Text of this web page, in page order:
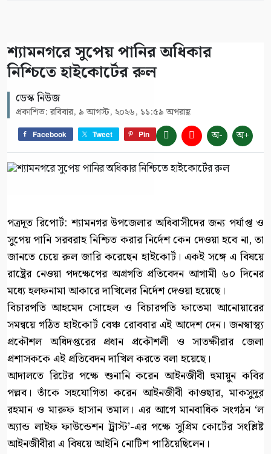
শ্যামনগরে সুপেয় পানির অধিকার
নিশ্চিতে হাইকোর্টের রুল
ডেস্ক নিউজ
প্রকাশিত: রবিবার, ৯ আগস্ট, ২০২৬, ১১:৫৯ অপরাহ্ণ
Facebook Tweet Pin অ- অ+
পত্রদূত রিপোর্ট: শ্যামনগর উপজেলার অধিবাসীদের জন্য পর্যাপ্ত ও
সুপেয় পানি সরবরাহ নিশ্চিত করার নির্দেশ কেন দেওয়া হবে না, তা
জানতে চেয়ে রুল জারি করেছেন হাইকোর্ট। একই সঙ্গে এ বিষয়ে
রাষ্ট্রের নেওয়া পদক্ষেপের অগ্রগতি প্রতিবেদন আগামী ৬০ দিনের
মধ্যে হলফনামা আকারে দাখিলের নির্দেশ দেওয়া হয়েছে।
বিচারপতি আহমেদ সোহেল ও বিচারপতি ফাতেমা আনোয়ারের
সমন্বয়ে গঠিত হাইকোর্ট বেঞ্চ রোববার এই আদেশ দেন। জনস্বাস্থ্য
প্রকৌশল অধিদপ্তরের প্রধান প্রকৌশলী ও সাতক্ষীরার জেলা
প্রশাসককে এই প্রতিবেদন দাখিল করতে বলা হয়েছে।
আদালতে রিটের পক্ষে শুনানি করেন আইনজীবী হুমায়ুন কবির
পল্লব। তাঁকে সহযোগিতা করেন আইনজীবী কাওছার, মাকসুদুর
রহমান ও মারুফ হাসান তমাল। এর আগে মানবাধিক সংগঠন ‘ল
অ্যান্ড লাইফ ফাউন্ডেশন ট্রাস্ট’-এর পক্ষে সুপ্রিম কোর্টের সংশ্লিষ্ট
আইনজীবীরা এ বিষয়ে আইনি নোটিশ পাঠিয়েছিলেন।